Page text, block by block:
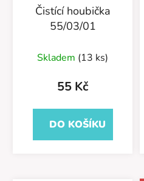
Čistící houbička
55/03/01
Skladem (13 ks)
55 Kč
DO KOŠÍKU